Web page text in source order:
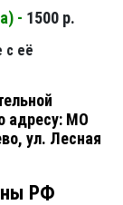
- 1500 р.
с её
адресу: МО
ул. Лесная
РФ